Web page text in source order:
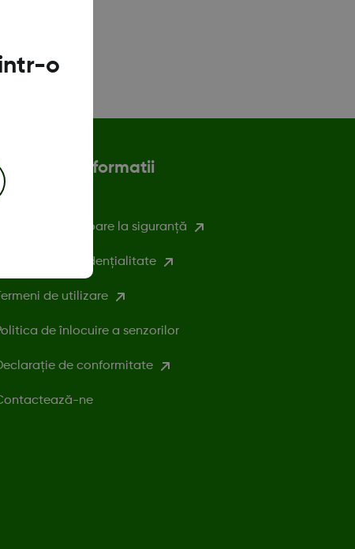
multe informatii
Informații referitoare la siguranță
Politica de confidențialitate
de utilizare
de înlocuire a senzorilor
de conformitate
ne
o